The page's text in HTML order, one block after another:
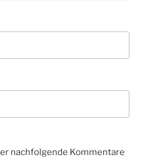
nachfolgende Kommentare